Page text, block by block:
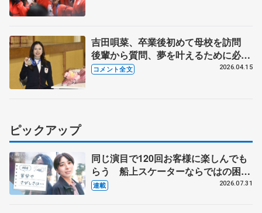
吉田唄菜、卒業後初めて母校を訪問
後輩から質問、夢を叶えるために必要
なことは？ 【母校の祝賀会と倉敷市
コメント全文 2026.04.15
ピックアップ
同じ演目で120回お客様に楽しんでも
らう 船上スケーターならではの困難
とは 影響あったPIW前キャプテン松
連載 2026.07.31